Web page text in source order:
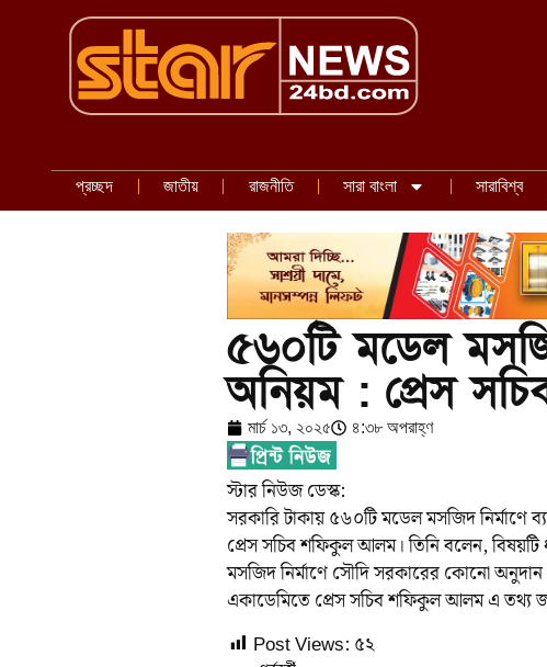
প্রচ্ছদ জাতীয় রাজনীতি সারা বাংলা সারাবিশ্ব
৫৬০টি মডেল
অনিয়ম : প্রেস
মার্চ ১৩, ২০২৫ ৪:৩৮ অপরাহ্ণ
স্টার নিউজ ডেস্ক:
সরকারি টাকায় ৫৬০টি মডেল মসজিদ নির্মাণে
প্রেস সচিব শফিকুল আলম। তিনি বলেন, বিষয়টি
মসজিদ নির্মাণে সৌদি সরকারের কোনো
একাডেমিতে প্রেস সচিব শফিকুল আলম এ তথ্য
Post Views: ৫২